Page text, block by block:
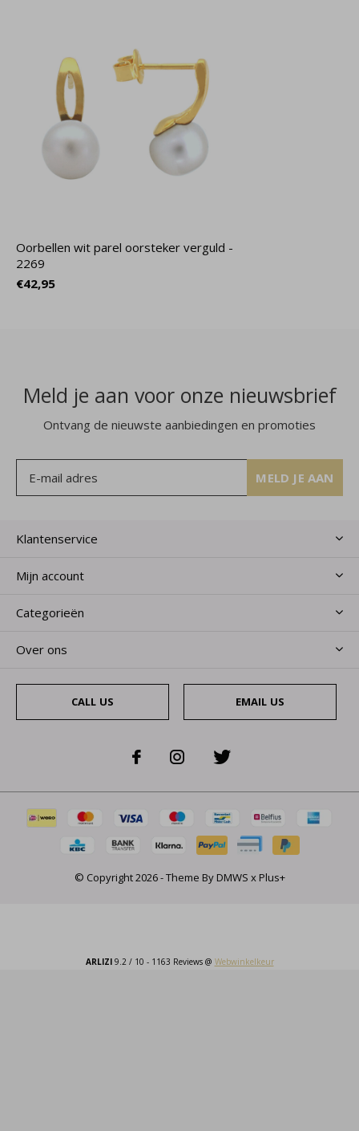
Oorbellen wit parel oorsteker verguld -
2269
€42,95
Meld je aan voor onze nieuwsbrief
Ontvang de nieuwste aanbiedingen en promoties
MELD JE AAN
Klantenservice
Mijn account
Categorieën
Over ons
CALL US EMAIL US
© Copyright2026- Theme ByDMWS xPlus+
ARLIZI9.2/ 10 - 1163 Reviews @ Webwinkelkeur